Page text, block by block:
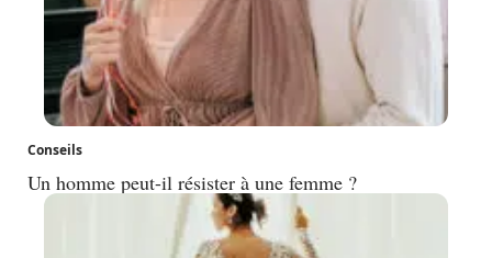
Conseils
Un homme peut-il résister à une femme ?